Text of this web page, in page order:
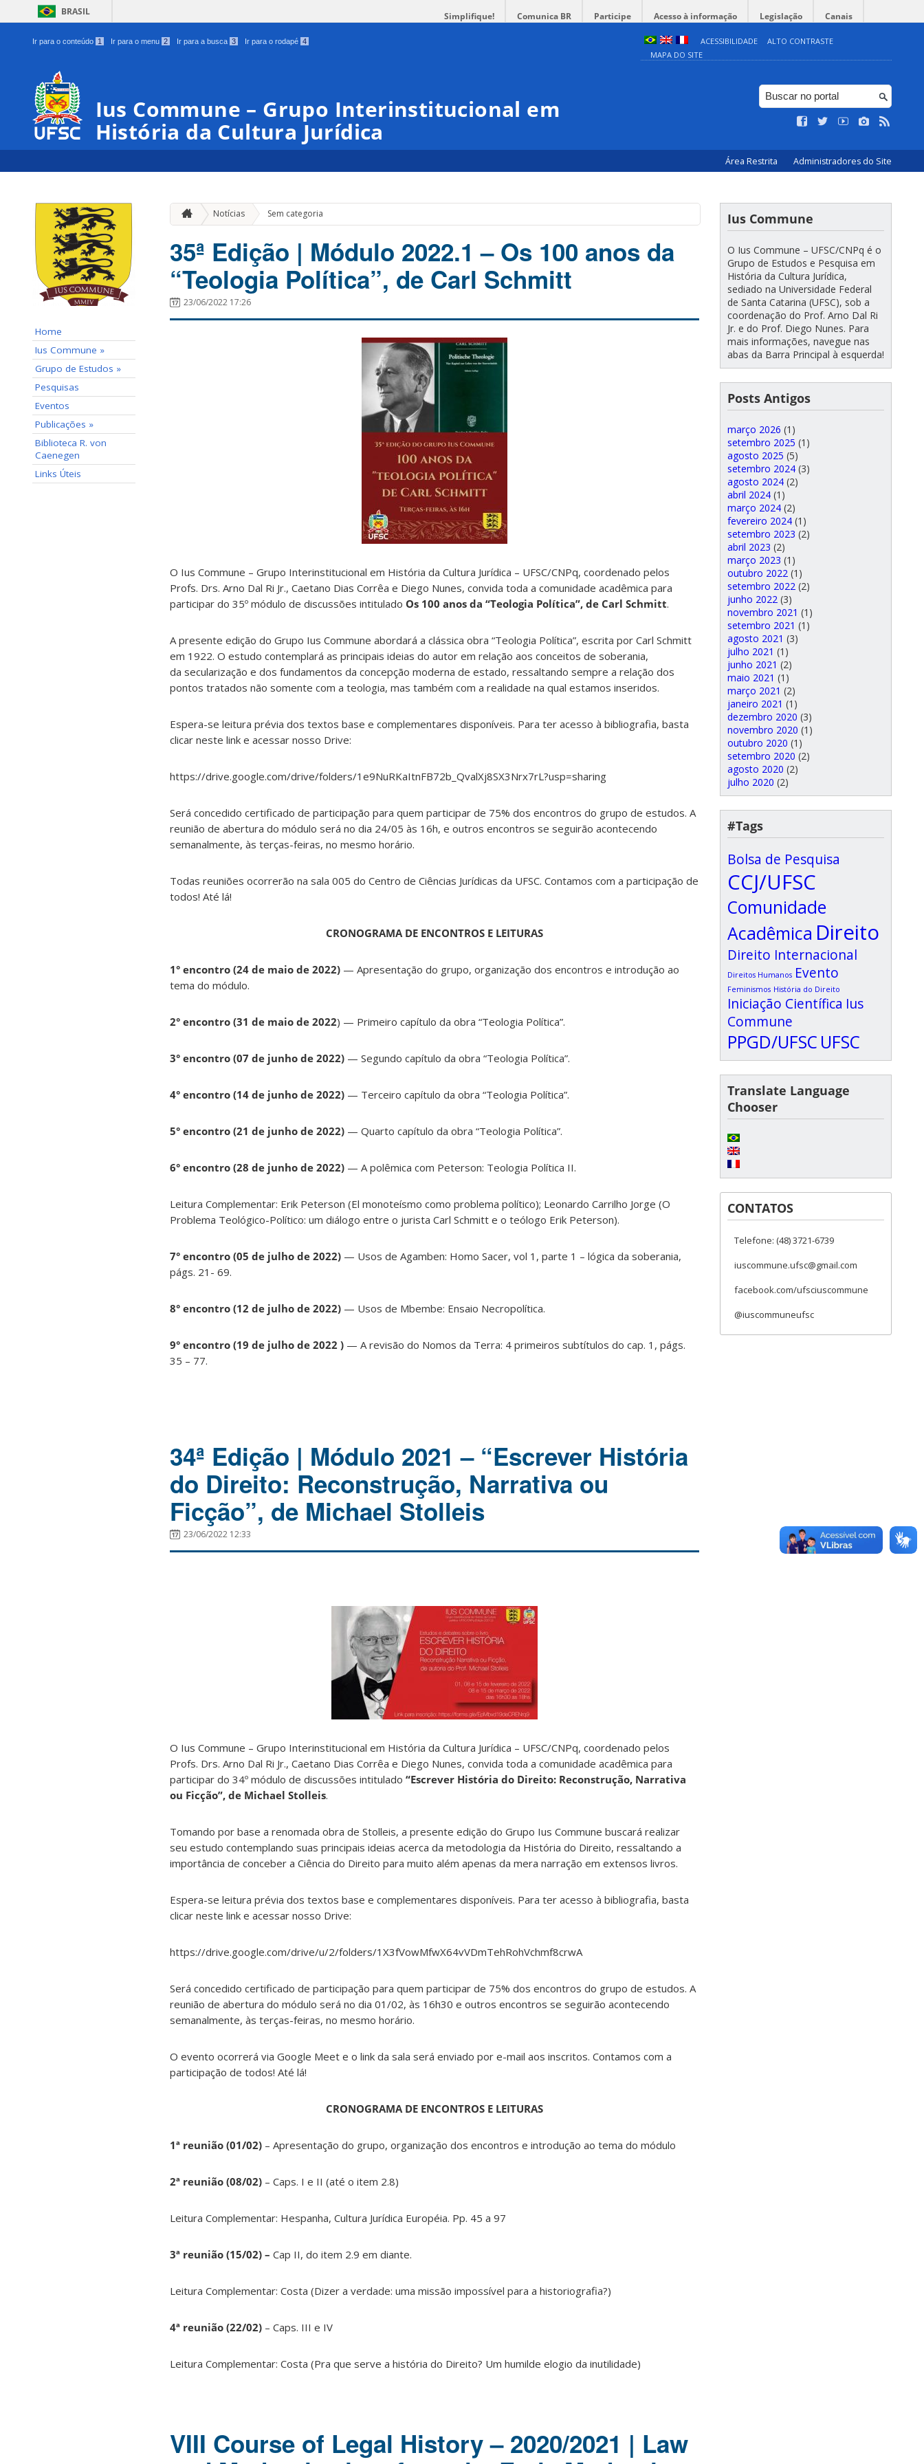
BRASIL Simplifique! Comunica BR Participe Acesso à informação Legislação Canais
Ir para o conteúdo 1 Ir para o menu 2 Ir para a busca 3 Ir para o rodapé 4 ACESSIBILIDADE
ALTO CONTRASTE
MAPA DO SITE
Ius Commune – Grupo Interinstitucional em
História da Cultura Jurídica
Área Restrita Administradores do Site
Home
Ius Commune »
Grupo de Estudos »
Pesquisas
Eventos
Publicações »
Biblioteca R. von
Caenegen
Links Úteis
Notícias Sem categoria
35ª Edição | Módulo 2022.1 – Os 100 anos da
“Teologia Política”, de Carl Schmitt
23/06/2022 17:26
O Ius Commune – Grupo Interinstitucional em História da Cultura Jurídica – UFSC/CNPq, coordenado pelos
Profs. Drs. Arno Dal Ri Jr., Caetano Dias Corrêa e Diego Nunes, convida toda a comunidade acadêmica para
participar do 35º módulo de discussões intitulado Os 100 anos da “Teologia Política”, de Carl Schmitt.
A presente edição do Grupo Ius Commune abordará a clássica obra “Teologia Política”, escrita por Carl Schmitt
em 1922. O estudo contemplará as principais ideias do autor em relação aos conceitos de soberania,
da secularização e dos fundamentos da concepção moderna de estado, ressaltando sempre a relação dos
pontos tratados não somente com a teologia, mas também com a realidade na qual estamos inseridos.
Espera-se leitura prévia dos textos base e complementares disponíveis. Para ter acesso à bibliografia, basta
clicar neste link e acessar nosso Drive:
https://drive.google.com/drive/folders/1e9NuRKaItnFB72b_QvalXj8SX3Nrx7rL?usp=sharing
Será concedido certificado de participação para quem participar de 75% dos encontros do grupo de estudos. A
reunião de abertura do módulo será no dia 24/05 às 16h, e outros encontros se seguirão acontecendo
semanalmente, às terças-feiras, no mesmo horário.
Todas reuniões ocorrerão na sala 005 do Centro de Ciências Jurídicas da UFSC. Contamos com a participação de
todos! Até lá!
CRONOGRAMA DE ENCONTROS E LEITURAS
1° encontro (24 de maio de 2022) — Apresentação do grupo, organização dos encontros e introdução ao
tema do módulo.
2° encontro (31 de maio de 2022) — Primeiro capítulo da obra “Teologia Política”.
3° encontro (07 de junho de 2022) — Segundo capítulo da obra “Teologia Política”.
4° encontro (14 de junho de 2022) — Terceiro capítulo da obra “Teologia Política”.
5° encontro (21 de junho de 2022) — Quarto capítulo da obra “Teologia Política”.
6° encontro (28 de junho de 2022) — A polêmica com Peterson: Teologia Política II.
Leitura Complementar: Erik Peterson (El monoteísmo como problema político); Leonardo Carrilho Jorge (O
Problema Teológico-Político: um diálogo entre o jurista Carl Schmitt e o teólogo Erik Peterson).
7° encontro (05 de julho de 2022) — Usos de Agamben: Homo Sacer, vol 1, parte 1 – lógica da soberania,
págs. 21- 69.
8° encontro (12 de julho de 2022) — Usos de Mbembe: Ensaio Necropolítica.
9° encontro (19 de julho de 2022 ) — A revisão do Nomos da Terra: 4 primeiros subtítulos do cap. 1, págs.
35 – 77.
34ª Edição | Módulo 2021 – “Escrever História
do Direito: Reconstrução, Narrativa ou
Ficção”, de Michael Stolleis
23/06/2022 12:33
O Ius Commune – Grupo Interinstitucional em História da Cultura Jurídica – UFSC/CNPq, coordenado pelos
Profs. Drs. Arno Dal Ri Jr., Caetano Dias Corrêa e Diego Nunes, convida toda a comunidade acadêmica para
participar do 34º módulo de discussões intitulado “Escrever História do Direito: Reconstrução, Narrativa
ou Ficção”, de Michael Stolleis.
Tomando por base a renomada obra de Stolleis, a presente edição do Grupo Ius Commune buscará realizar
seu estudo contemplando suas principais ideias acerca da metodologia da História do Direito, ressaltando a
importância de conceber a Ciência do Direito para muito além apenas da mera narração em extensos livros.
Espera-se leitura prévia dos textos base e complementares disponíveis. Para ter acesso à bibliografia, basta
clicar neste link e acessar nosso Drive:
https://drive.google.com/drive/u/2/folders/1X3fVowMfwX64vVDmTehRohVchmf8crwA
Será concedido certificado de participação para quem participar de 75% dos encontros do grupo de estudos. A
reunião de abertura do módulo será no dia 01/02, às 16h30 e outros encontros se seguirão acontecendo
semanalmente, às terças-feiras, no mesmo horário.
O evento ocorrerá via Google Meet e o link da sala será enviado por e-mail aos inscritos. Contamos com a
participação de todos! Até lá!
CRONOGRAMA DE ENCONTROS E LEITURAS
1ª reunião (01/02) – Apresentação do grupo, organização dos encontros e introdução ao tema do módulo
2ª reunião (08/02) – Caps. I e II (até o item 2.8)
Leitura Complementar: Hespanha, Cultura Jurídica Européia. Pp. 45 a 97
3ª reunião (15/02) – Cap II, do item 2.9 em diante.
Leitura Complementar: Costa (Dizer a verdade: uma missão impossível para a historiografia?)
4ª reunião (22/02) – Caps. III e IV
Leitura Complementar: Costa (Pra que serve a história do Direito? Um humilde elogio da inutilidade)
VIII Course of Legal History – 2020/2021 | Law
Ius Commune
O Ius Commune – UFSC/CNPq é o
Grupo de Estudos e Pesquisa em
História da Cultura Jurídica,
sediado na Universidade Federal
de Santa Catarina (UFSC), sob a
coordenação do Prof. Arno Dal Ri
Jr. e do Prof. Diego Nunes. Para
mais informações, navegue nas
abas da Barra Principal à esquerda!
Posts Antigos
março 2026 (1)
setembro 2025 (1)
agosto 2025 (5)
setembro 2024 (3)
agosto 2024 (2)
abril 2024 (1)
março 2024 (2)
fevereiro 2024 (1)
setembro 2023 (2)
abril 2023 (2)
março 2023 (1)
outubro 2022 (1)
setembro 2022 (2)
junho 2022 (3)
novembro 2021 (1)
setembro 2021 (1)
agosto 2021 (3)
julho 2021 (1)
junho 2021 (2)
maio 2021 (1)
março 2021 (2)
janeiro 2021 (1)
dezembro 2020 (3)
novembro 2020 (1)
outubro 2020 (1)
setembro 2020 (2)
agosto 2020 (2)
julho 2020 (2)
#Tags
Bolsa de Pesquisa
CCJ/UFSC
Comunidade
Acadêmica Direito
Direito Internacional
Direitos Humanos Evento
Feminismos História do Direito
Iniciação Científica Ius
Commune
PPGD/UFSC UFSC
Translate Language
Chooser
CONTATOS
Telefone: (48) 3721-6739
iuscommune.ufsc@gmail.com
facebook.com/ufsciuscommune
@iuscommuneufsc